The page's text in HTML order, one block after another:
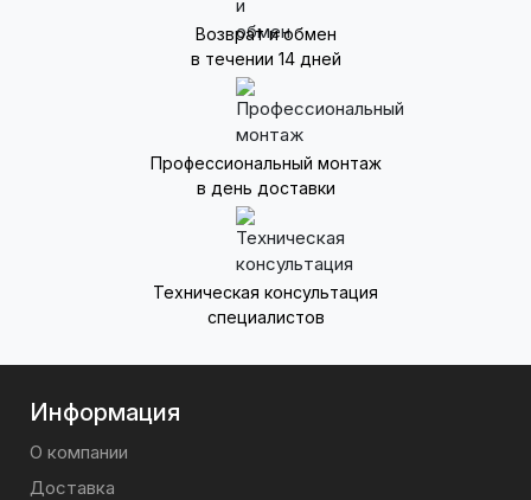
Возврат и обмен
в течении 14 дней
Профессиональный монтаж
в день доставки
Техническая консультация
специалистов
Информация
О компании
Доставка